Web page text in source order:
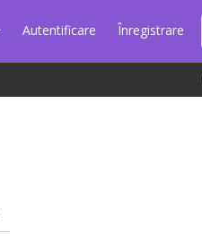
Autentificare Înregistrare